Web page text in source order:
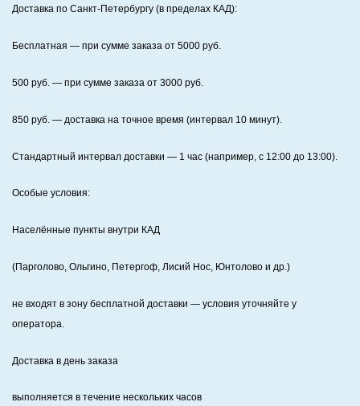
Доставка по Санкт‑Петербургу (в пределах КАД):
Бесплатная — при сумме заказа от 5000 руб.
500 руб. — при сумме заказа от 3000 руб.
850 руб. — доставка на точное время (интервал 10 минут).
Стандартный интервал доставки — 1 час (например, с 12:00 до 13:00).
Особые условия:
Населённые пункты внутри КАД
(Парголово, Ольгино, Петергоф, Лисий Нос, Юнтолово и др.)
не входят в зону бесплатной доставки — условия уточняйте у
оператора.
Доставка в день заказа
выполняется в течение нескольких часов